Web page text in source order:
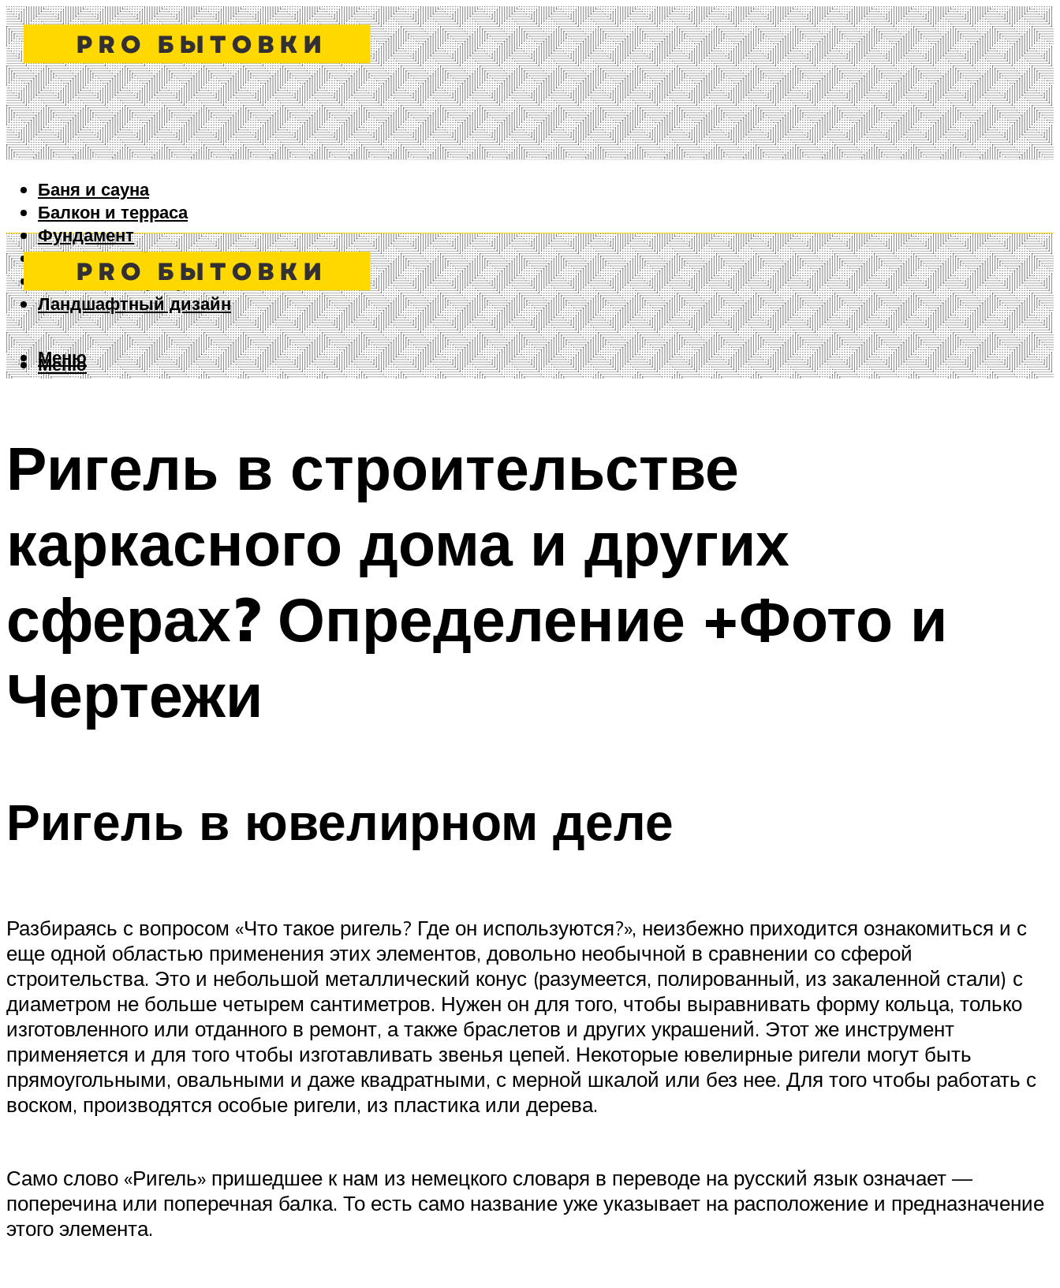
Баня и сауна
Балкон и терраса
Фундамент
Ворота и забор
Дизайн интерьера
Ландшафтный дизайн
Меню
Меню
Ригель в строительстве
каркасного дома и других
сферах? Определение +Фото и
Чертежи
Ригель в ювелирном деле
Разбираясь с вопросом «Что такое ригель? Где он используются?», неизбежно приходится ознакомиться и с
еще одной областью применения этих элементов, довольно необычной в сравнении со сферой
строительства. Это и небольшой металлический конус (разумеется, полированный, из закаленной стали) с
диаметром не больше четырем сантиметров. Нужен он для того, чтобы выравнивать форму кольца, только
изготовленного или отданного в ремонт, а также браслетов и других украшений. Этот же инструмент
применяется и для того чтобы изготавливать звенья цепей. Некоторые ювелирные ригели могут быть
прямоугольными, овальными и даже квадратными, с мерной шкалой или без нее. Для того чтобы работать с
воском, производятся особые ригели, из пластика или дерева.
Само слово «Ригель» пришедшее к нам из немецкого словаря в переводе на русский язык означает —
поперечина или поперечная балка. То есть само название уже указывает на расположение и предназначение
этого элемента.